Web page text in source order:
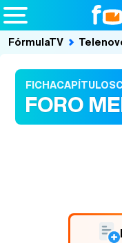
FórmulaTV
FICHACAPÍTULOS
FORO